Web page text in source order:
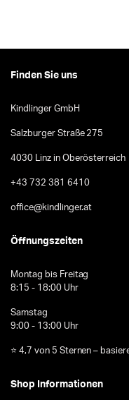
Finden Sie uns
Kindlinger GmbH
Salzburger Straße 275
4030 Linz in Oberösterreich
+43 732 381 6410
office@kindlinger.at
Öffnungszeiten
Montag bis Freitag
8:15 - 18:00 Uhr
Samstag
9:00 - 13:00 Uhr
⭐ 4,7 von 5 Sternen –
Shop Informationen